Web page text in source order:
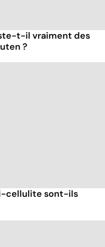
t-il vraiment des
?
cellulite sont-ils